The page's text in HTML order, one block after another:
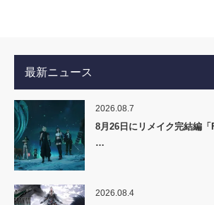
最新ニュース
2026.08.7
8月26日にリメイク完結編「
…
2026.08.4